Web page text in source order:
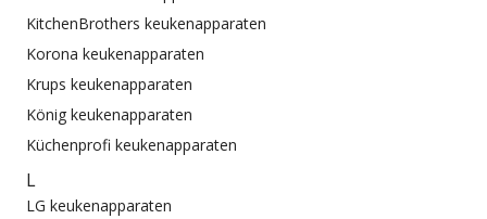
KitchenBrothers keukenapparaten
Korona keukenapparaten
Krups keukenapparaten
König keukenapparaten
Küchenprofi keukenapparaten
L
LG keukenapparaten